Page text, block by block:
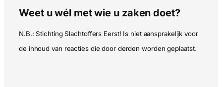
Weet u wél met wie u zaken doet?
N.B.: Stichting Slachtoffers Eerst! Is niet aansprakelijk voor
de inhoud van reacties die door derden worden geplaatst.